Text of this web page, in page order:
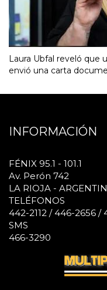
Laura Ubfal reveló que
envió una carta
INFORMACIÓN
FÉNIX 95.1 - 101.1
Av. Perón 742
LA RIOJA -
TELÉFONOS
442-2112 / 446-2656
SMS
466-3290